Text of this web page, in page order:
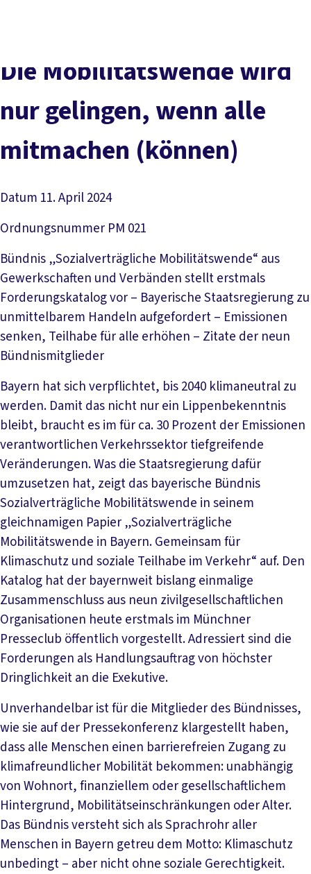
Service
Mitmachen
Die Mo­bi­li­täts­wen­de wird
nur ge­lin­gen, wenn al­le
mit­ma­chen (kön­nen)
Datum 11. April 2024
Ordnungsnummer PM 021
Bündnis „Sozialverträgliche Mobilitätswende“ aus
Gewerkschaften und Verbänden stellt erstmals
Forderungskatalog vor – Bayerische Staatsregierung zu
unmittelbarem Handeln aufgefordert – Emissionen
senken, Teilhabe für alle erhöhen – Zitate der neun
Bündnismitglieder
Bayern hat sich verpflichtet, bis 2040 klimaneutral zu
werden. Damit das nicht nur ein Lippenbekenntnis
bleibt, braucht es im für ca. 30 Prozent der Emissionen
verantwortlichen Verkehrssektor tiefgreifende
Veränderungen. Was die Staatsregierung dafür
umzusetzen hat, zeigt das bayerische Bündnis
Sozialverträgliche Mobilitätswende in seinem
gleichnamigen Papier „Sozialverträgliche
Mobilitätswende in Bayern. Gemeinsam für
Klimaschutz und soziale Teilhabe im Verkehr“ auf. Den
Katalog hat der bayernweit bislang einmalige
Zusammenschluss aus neun zivilgesellschaftlichen
Organisationen heute erstmals im Münchner
Presseclub öffentlich vorgestellt. Adressiert sind die
Forderungen als Handlungsauftrag von höchster
Dringlichkeit an die Exekutive.
Unverhandelbar ist für die Mitglieder des Bündnisses,
wie sie auf der Pressekonferenz klargestellt haben,
dass alle Menschen einen barrierefreien Zugang zu
klimafreundlicher Mobilität bekommen: unabhängig
von Wohnort, finanziellem oder gesellschaftlichem
Hintergrund, Mobilitätseinschränkungen oder Alter.
Das Bündnis versteht sich als Sprachrohr aller
Menschen in Bayern getreu dem Motto: Klimaschutz
unbedingt – aber nicht ohne soziale Gerechtigkeit.